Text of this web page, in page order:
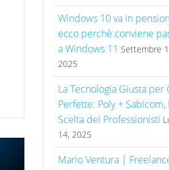
Windows 10 va in
ecco perchè conviene
a Windows 11 Settembre
2025
La Tecnologia Giusta per
Perfette: Poly + Sabicom,
Scelta dei Professionisti
14, 2025
Mario Ventura |